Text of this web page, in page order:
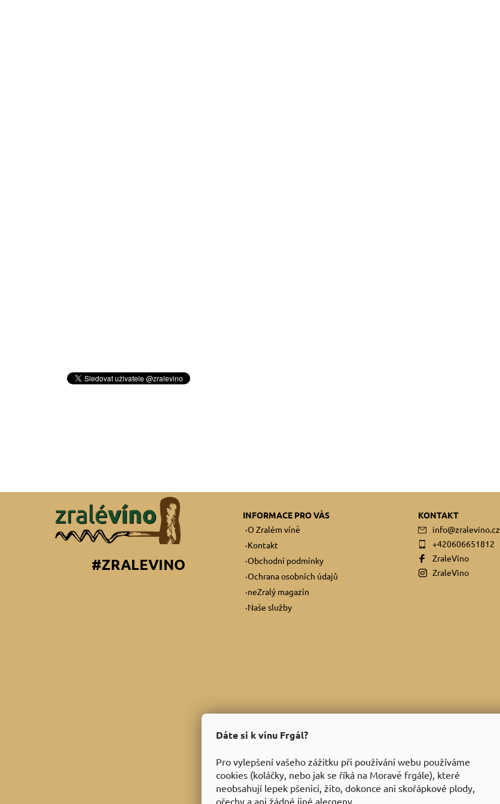
#ZRALEVINO
INFORMACE PRO VÁS
O Zralém víně
Kontakt
Obchodní podmínky
Ochrana osobních údajů
neZralý magazín
Naše služby
KONTAKT
info@zralevino.cz
+420606651812
ZraleVino
ZraleVino
Dáte si k vínu Frgál?
Pro vylepšení vašeho zážitku při používání webu používáme
cookies (koláčky, nebo jak se říká na Moravě frgále), které
neobsahují lepek pšenici, žito, dokonce ani skořápkové plody,
ořechy a ani žádné jiné alergeny.